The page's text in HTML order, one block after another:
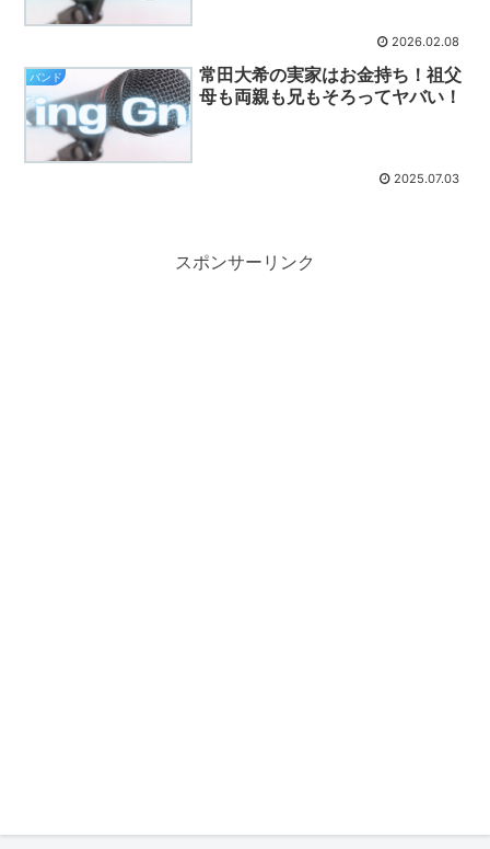
2026.02.08
バンド
常田大希の実家はお金持ち！祖父
母も両親も兄もそろってヤバい！
2025.07.03
スポンサーリンク